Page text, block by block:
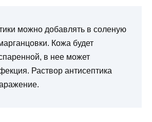
можно добавлять в соленую
Кожа будет
в нее может
Раствор антисептика